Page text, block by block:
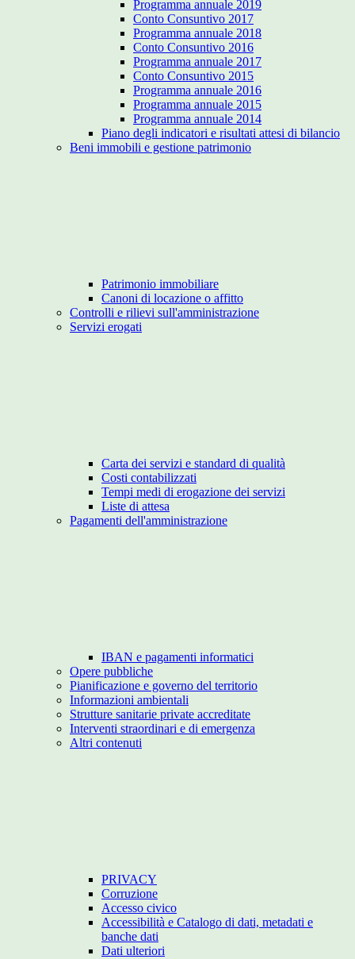
Programma annuale 2019
Conto Consuntivo 2017
Programma annuale 2018
Conto Consuntivo 2016
Programma annuale 2017
Conto Consuntivo 2015
Programma annuale 2016
Programma annuale 2015
Programma annuale 2014
Piano degli indicatori e risultati attesi di bilancio
Beni immobili e gestione patrimonio
Patrimonio immobiliare
Canoni di locazione o affitto
Controlli e rilievi sull'amministrazione
Servizi erogati
Carta dei servizi e standard di qualità
Costi contabilizzati
Tempi medi di erogazione dei servizi
Liste di attesa
Pagamenti dell'amministrazione
IBAN e pagamenti informatici
Opere pubbliche
Pianificazione e governo del territorio
Informazioni ambientali
Strutture sanitarie private accreditate
Interventi straordinari e di emergenza
Altri contenuti
PRIVACY
Corruzione
Accesso civico
Accessibilità e Catalogo di dati, metadati e
banche dati
Dati ulteriori